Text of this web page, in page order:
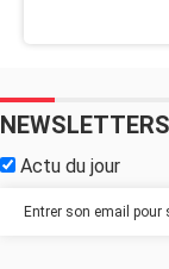
NEWSLETTERS
Actu du jour